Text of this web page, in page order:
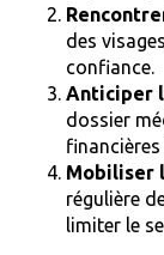
des
confiance.
Anticiper
dossier
financières
Mobiliser
régulière
limiter le